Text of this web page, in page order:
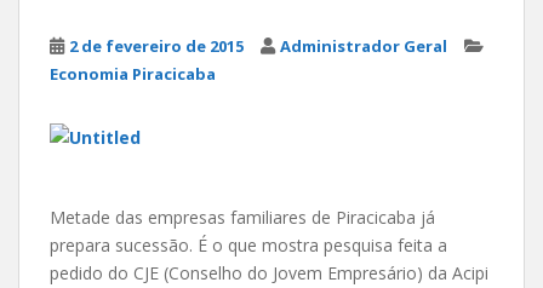
2 de fevereiro de 2015
Administrador Geral
Economia Piracicaba
Metade das empresas familiares de Piracicaba já
prepara sucessão. É o que mostra pesquisa feita a
pedido do CJE (Conselho do Jovem Empresário) da Acipi